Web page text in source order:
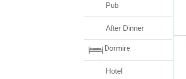
Pub
After Dinner
Dormire
Hotel